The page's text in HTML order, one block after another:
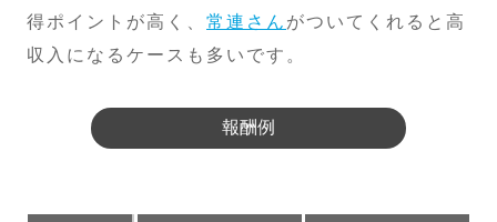
得ポイントが高く、 常連さん がついてくれると高
収入になるケースも多いです。
報酬例